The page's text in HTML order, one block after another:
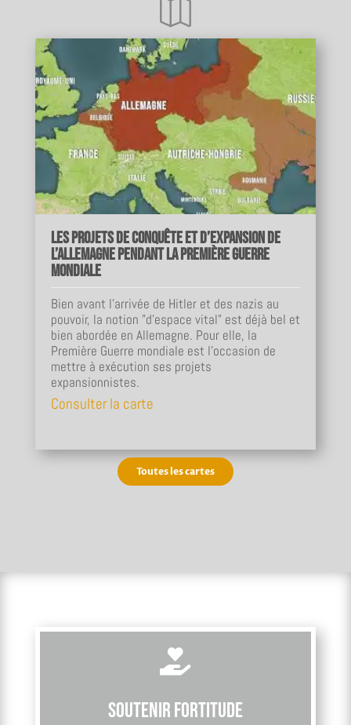

Les projets de conquête et d’expansion de
l’Allemagne pendant la Première Guerre
mondiale
Bien avant l’arrivée de Hitler et des nazis au
pouvoir, la notion "d’espace vital" est déjà bel et
bien abordée en Allemagne. Pour elle, la
Première Guerre mondiale est l’occasion de
mettre à exécution ses projets
expansionnistes.
Consulter la carte
Toutes les cartes

Soutenir Fortitude